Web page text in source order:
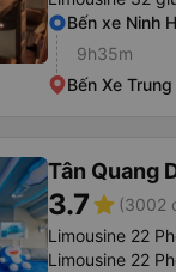
Bến xe Ninh
9h35m
Bến Xe
Tân Quang
3.7star (3002
Limousine 22
Limousine 22